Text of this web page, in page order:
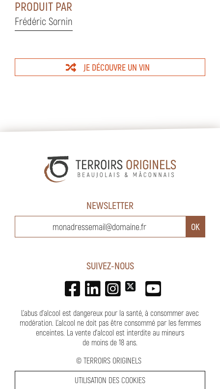
PRODUIT PAR
Frédéric Sornin
JE DÉCOUVRE UN VIN
NEWSLETTER
SUIVEZ-NOUS
L'abus d'alcool est dangereux pour la santé, à consommer avec
modération. L’alcool ne doit pas être consommé par les femmes
enceintes. La vente d'alcool est interdite au mineurs
de moins de 18 ans.
© TERROIRS ORIGINELS
UTILISATION DES COOKIES